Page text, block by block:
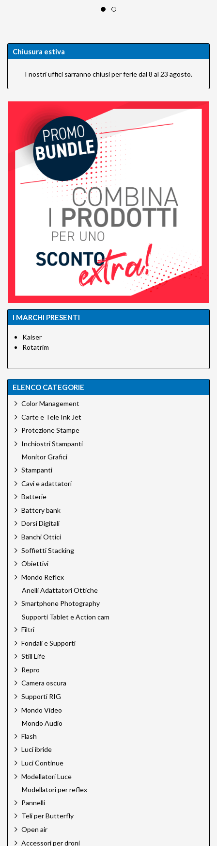
Chiusura estiva
I nostri uffici sarranno chiusi per ferie dal 8 al 23 agosto.
I MARCHI PRESENTI
Kaiser
Rotatrim
ELENCO CATEGORIE
Color Management
Carte e Tele Ink Jet
Protezione Stampe
Inchiostri Stampanti
Monitor Grafici
Stampanti
Cavi e adattatori
Batterie
Battery bank
Dorsi Digitali
Banchi Ottici
Soffietti Stacking
Obiettivi
Mondo Reflex
Anelli Adattatori Ottiche
Smartphone Photography
Supporti Tablet e Action cam
Filtri
Fondali e Supporti
Still Life
Repro
Camera oscura
Supporti RIG
Mondo Video
Mondo Audio
Flash
Luci ibride
Luci Continue
Modellatori Luce
Modellatori per reflex
Pannelli
Teli per Butterfly
Open air
Accessori per droni